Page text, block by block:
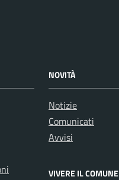
NOVITÀ
Notizie
Comunicati
Avvisi
VIVERE IL COMUNE